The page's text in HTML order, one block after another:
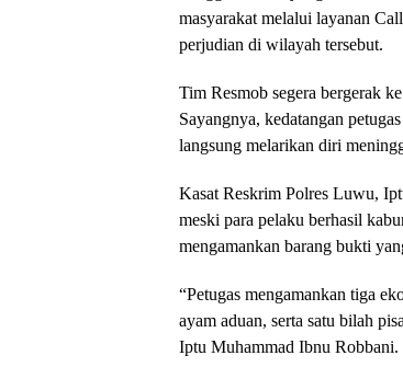
masyarakat melalui layanan
perjudian di wilayah tersebut.
Tim Resmob segera bergerak
Sayangnya, kedatangan
langsung melarikan diri
Kasat Reskrim Polres Luwu,
meski para pelaku berhasil
mengamankan barang bukti
“Petugas mengamankan tiga
ayam aduan, serta satu bilah
Iptu Muhammad Ibnu Robbani.